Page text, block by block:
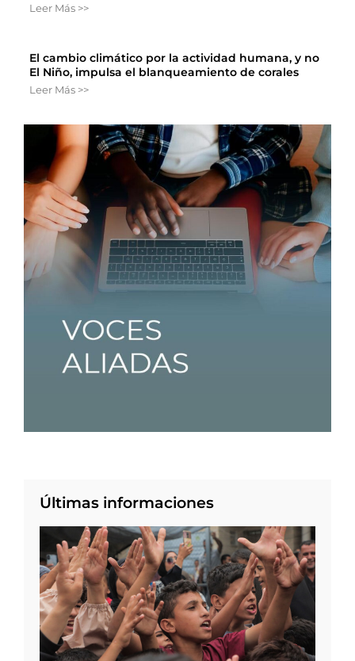
Leer Más >>
El cambio climático por la actividad humana, y no
El Niño, impulsa el blanqueamiento de corales
Leer Más >>
Últimas informaciones